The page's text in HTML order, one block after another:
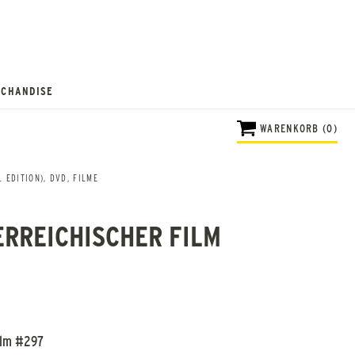
WARENKORB (0)
EDITION), DVD,FILME
FILM
#297